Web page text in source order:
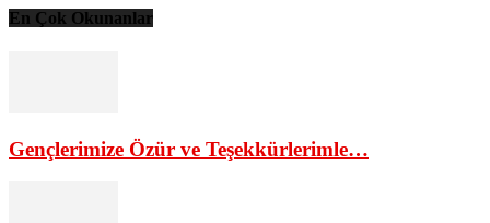
En Çok Okunanlar
Gençlerimize Özür ve Teşekkürlerimle…